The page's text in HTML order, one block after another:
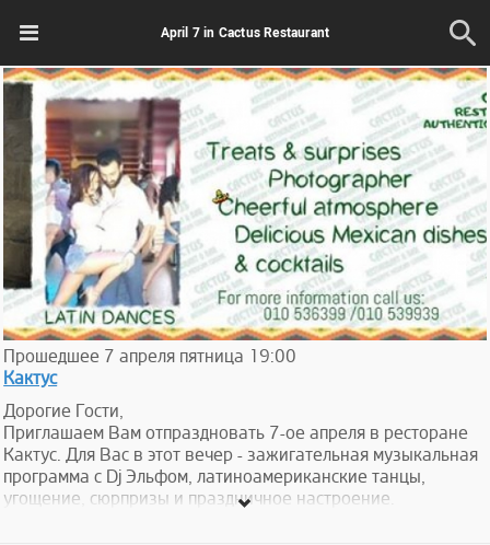
April 7 in Cactus Restaurant
Прошедшее 7 апреля пятница 19:00
Кактус
Дорогие Гости,
Приглашаем Вам отпраздновать 7-ое апреля в ресторане
Кактус. Для Вас в этот вечер - зажигательная музыкальная
программа с Dj Эльфом, латиноамериканские танцы,
угощение, сюрпризы и праздничное настроение.